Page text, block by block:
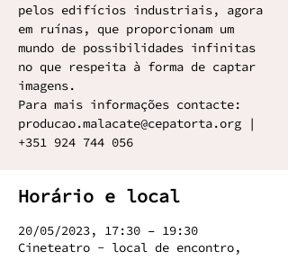
pelos edifícios industriais, agora
em ruínas, que proporcionam um
mundo de possibilidades infinitas
no que respeita à forma de captar
imagens.
Para mais informações contacte:
producao.malacate@cepatorta.org |
+351 924 744 056
Horário e local
20/05/2023, 17:30 – 19:30
Cineteatro - local de encontro,